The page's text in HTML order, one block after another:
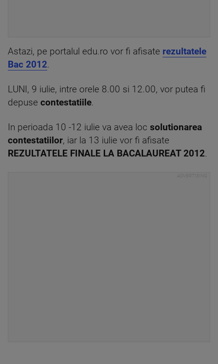
Astazi, pe portalul edu.ro vor fi afisate rezultatele
Bac 2012.
LUNI, 9 iulie, intre orele 8.00 si 12.00, vor putea fi
depuse contestatiile.
In perioada 10 -12 iulie va avea loc solutionarea
contestatiilor, iar la 13 iulie vor fi afisate
REZULTATELE FINALE LA BACALAUREAT 2012.